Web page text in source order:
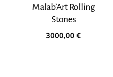
Malab’Art Rolling
Stones
3000,00€